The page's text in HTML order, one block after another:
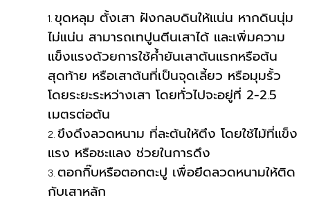
ขุดหลุม ตั้งเสา ฝังกลบดินให้แน่น หากดินนุ่ม
ไม่แน่น สามารถเทปูนตีนเสาได้ และเพิ่มความ
แข็งแรงด้วยการใช้ค้ำยันเสาต้นแรกหรือต้น
สุดท้าย หรือเสาต้นที่เป็นจุดเลี้ยว หรือมุมรั้ว
โดยระยะระหว่างเสา โดยทั่วไปจะอยู่ที่ 2-2.5
เมตรต่อต้น
ขึงดึงลวดหนาม ที่ละต้นให้ตึง โดยใช้ไม้ที่แข็ง
แรง หรือชะแลง ช่วยในการดึง
ตอกกิ๊บหรือตอกตะปู เพื่อยึดลวดหนามให้ติด
กับเสาหลัก